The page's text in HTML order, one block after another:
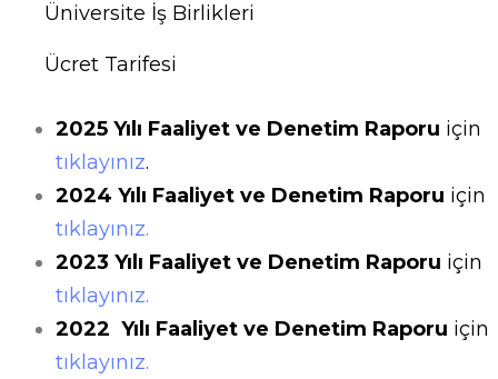
Üniversite İş Birlikleri
Ücret Tarifesi
2025 Yılı Faaliyet ve Denetim Raporu için
tıklayınız.
2024 Yılı Faaliyet ve Denetim Raporu için
tıklayınız.
2023 Yılı Faa liyet ve Denetim Raporu için
tıklayınız.
2022 Yılı Faaliyet ve Denetim Raporu için
tıklayınız.